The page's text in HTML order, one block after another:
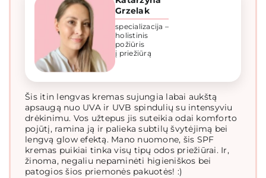
Grzelak
specializacija –
holistinis
požiūris
į priežiūrą
Šis itin lengvas kremas sujungia labai aukštą
apsaugą nuo UVA ir UVB spindulių su intensyviu
drėkinimu. Vos užtepus jis suteikia odai komforto
pojūtį, ramina ją ir palieka subtilų švytėjimą bei
lengvą glow efektą. Mano nuomone, šis SPF
kremas puikiai tinka visų tipų odos priežiūrai. Ir,
žinoma, negaliu nepaminėti higieniškos bei
patogios šios priemonės pakuotės! :)